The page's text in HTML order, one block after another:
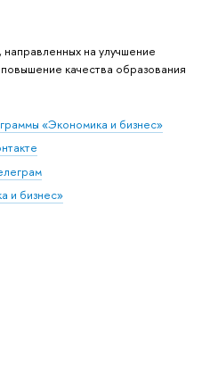
на улучшение
качества образования
«Экономика и бизнес»
и бизнес»